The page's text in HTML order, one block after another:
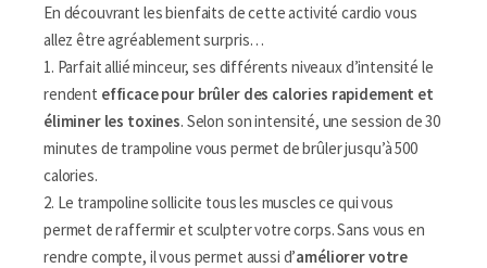
En découvrant les bienfaits de cette activité cardio vous
allez être agréablement surpris…
1. Parfait allié minceur, ses différents niveaux d’intensité le
rendent efficace pour brûler des calories rapidement et
éliminer les toxines. Selon son intensité, une session de 30
minutes de trampoline vous permet de brûler jusqu’à 500
calories.
2. Le trampoline sollicite tous les muscles ce qui vous
permet de raffermir et sculpter votre corps. Sans vous en
rendre compte, il vous permet aussi d’améliorer votre